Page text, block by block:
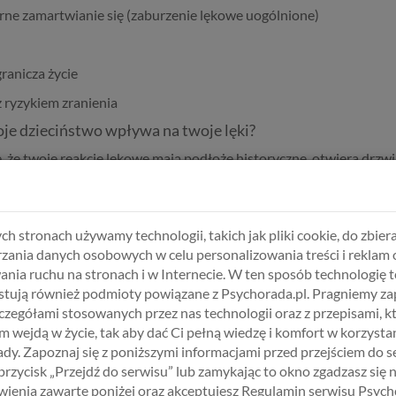
zamartwianie się (zaburzenie lękowe uogólnione)
życie
ryzykiem zranienia
dzieciństwo wpływa na twoje lęki?
że twoje reakcje lękowe mają podłoże historyczne, otwiera
behawioralna, terapia EMDR) pomaga przepracować traumy i
swoje lęki jak część historii, a nie wyrok na przyszłość.
– oddech, medytacja, stopniowa ekspozycja na lękowe sytuacje.
To często echo dzieciństwa, które wciąż daje o sobie
swoje lęki z perspektywy – im więcej zrozumienia, tym łatwiej
stronach używamy technologii, takich jak pliki cookie, do
danych osobowych w celu personalizowania treści i reklam
ruchu na stronach i w Internecie. W ten sposób technologię
również podmioty powiązane z Psychorada.pl. Pragniemy
stosowanych przez nas technologii oraz z przepisami,
wejdą w życie, tak aby dać Ci pełną wiedzę i komfort w
Zapoznaj się z poniższymi informacjami przed przejściem do
„Przejdź do serwisu” lub zamykając to okno zgadzasz się
zawarte poniżej oraz akceptujesz Regulamin serwisu